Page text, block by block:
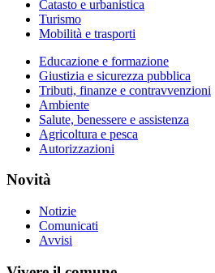
Catasto e urbanistica
Turismo
Mobilità e trasporti
Educazione e formazione
Giustizia e sicurezza pubblica
Tributi, finanze e contravvenzioni
Ambiente
Salute, benessere e assistenza
Agricoltura e pesca
Autorizzazioni
Novità
Notizie
Comunicati
Avvisi